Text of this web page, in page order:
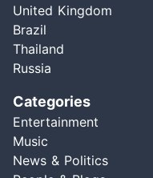
United Kingdom
Brazil
Thailand
Russia
Categories
Entertainment
Music
News & Politics